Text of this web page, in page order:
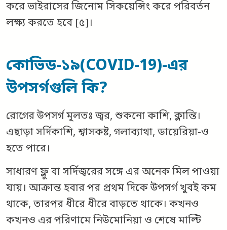
করে ভাইরাসের জিনোম সিকয়েন্সিং করে পরিবর্তন
লক্ষ্য করতে হবে [৫]।
কোভিড-১৯(COVID-19)-এর
উপসর্গগুলি কি?
রোগের উপসর্গ মূলতঃ জ্বর, শুকনো কাশি, ক্লান্তি।
এছাড়া সর্দিকাশি, শ্বাসকষ্ট, গলাব্যাথা, ডায়েরিয়া-ও
হতে পারে।
সাধারণ ফ্লু বা সর্দিজ্বরের সঙ্গে এর অনেক মিল পাওয়া
যায়। আক্রান্ত হবার পর প্রথম দিকে উপসর্গ খুবই কম
থাকে, তারপর ধীরে ধীরে বাড়তে থাকে। কখনও
কখনও এর পরিণামে নিউমোনিয়া ও শেষে মাল্টি